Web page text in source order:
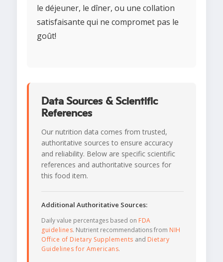
le déjeuner, le dîner, ou une collation
satisfaisante qui ne compromet pas le
goût!
Data Sources & Scientific
References
Our nutrition data comes from trusted,
authoritative sources to ensure accuracy
and reliability. Below are specific scientific
references and authoritative sources for
this food item.
Additional Authoritative Sources:
Daily value percentages based on FDA
guidelines. Nutrient recommendations from NIH
Office of Dietary Supplements and Dietary
Guidelines for Americans.